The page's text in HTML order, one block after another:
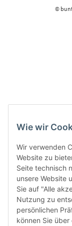
©
Wie wir
Wir verwenden
Website zu
Seite technisch
unsere Website
Sie auf "Alle
Nutzung zu
persönlichen
können Sie